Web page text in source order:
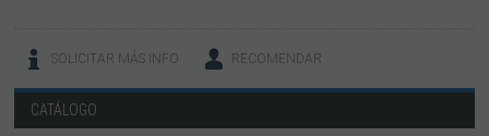
SOLICITAR MÁS INFO RECOMENDAR
CATÁLOGO